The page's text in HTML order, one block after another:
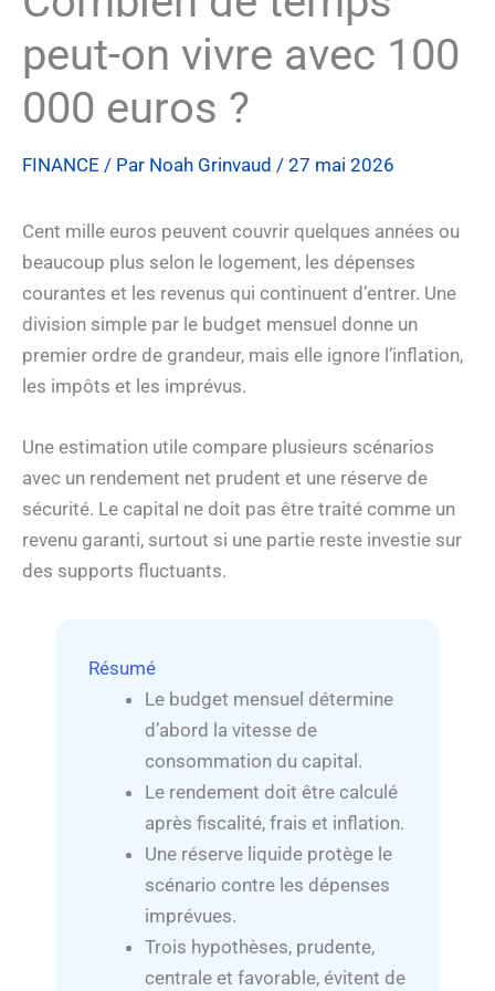
peut-on vivre avec 100
000 euros ?
FINANCE / Par Noah Grinvaud / 27 mai 2026
Cent mille euros peuvent couvrir quelques années ou
beaucoup plus selon le logement, les dépenses
courantes et les revenus qui continuent d’entrer. Une
division simple par le budget mensuel donne un
premier ordre de grandeur, mais elle ignore l’inflation,
les impôts et les imprévus.
Une estimation utile compare plusieurs scénarios
avec un rendement net prudent et une réserve de
sécurité. Le capital ne doit pas être traité comme un
revenu garanti, surtout si une partie reste investie sur
des supports fluctuants.
Résumé
Le budget mensuel détermine
d’abord la vitesse de
consommation du capital.
Le rendement doit être calculé
après fiscalité, frais et inflation.
Une réserve liquide protège le
scénario contre les dépenses
imprévues.
Trois hypothèses, prudente,
centrale et favorable, évitent de